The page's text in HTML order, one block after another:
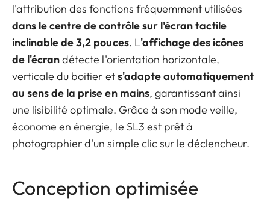
l'attribution des fonctions fréquemment utilisées
dans le centre de contrôle sur l'écran tactile
inclinable de 3,2 pouces. L'affichage des icônes
de l'écrandétecte l'orientation horizontale,
verticale du boitier ets'adapte automatiquement
au sens de la prise en mains, garantissant ainsi
une lisibilité optimale. Grâce à son mode veille,
économe en énergie, le SL3 est prêt à
photographier d'un simple clic sur le déclencheur.
Conception optimisée